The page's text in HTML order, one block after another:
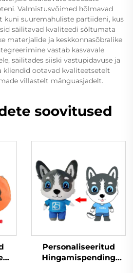
Valmistusvõimed hõlmavad
kuni suuremahuliste partiideni, kus
säilitavad kvaliteedi sõltumata
materjalide ja keskkonnasõbralike
vastab kasvavale
säilitades siiski vastupidavuse ja
kliendid ootavad kvaliteetsetelt
villastelt mänguasjadelt.
soovitused
Personaliseeritud
Hingamispending